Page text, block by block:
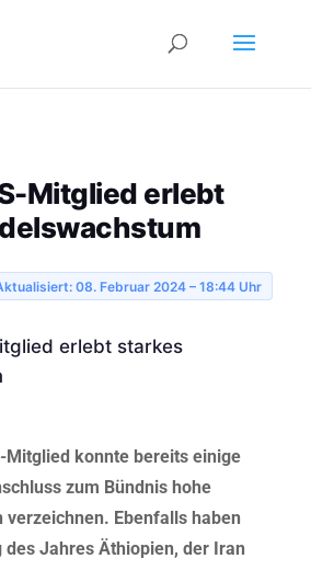
Mitglied erlebt
08. Februar 2024 – 18:44 Uhr
Mitglied konnte bereits einige
zum Bündnis hohe
verzeichnen. Ebenfalls haben
Jahres Äthiopien, der Iran